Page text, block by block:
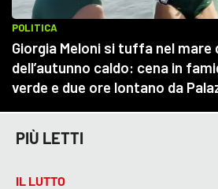
PIÙ LETTI
IL LUTTO